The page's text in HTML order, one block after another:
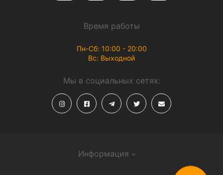
Информация
Время работы
Пн-Сб: 10:00 - 20:00
Вс: Выходной
Мы в социальных сетях: